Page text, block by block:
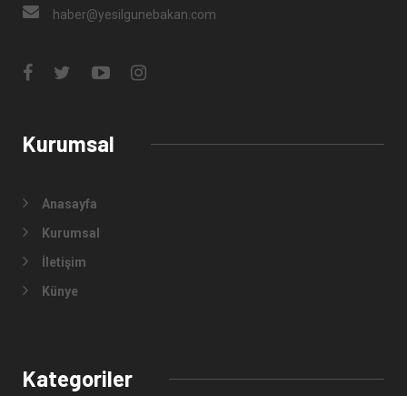
haber@yesilgunebakan.com
Kurumsal
Anasayfa
Kurumsal
İletişim
Künye
Kategoriler